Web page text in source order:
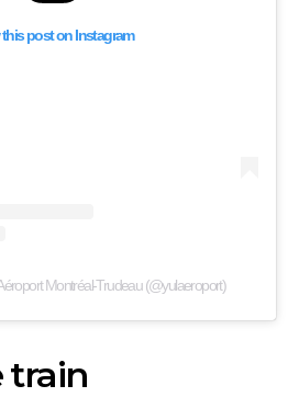
this post on Instagram
Montréal-Trudeau (@yulaeroport)
train